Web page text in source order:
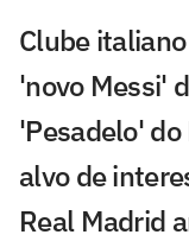
Clube
'novo Messi'
'Pesadelo'
alvo de
Real Madrid